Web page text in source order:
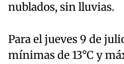
nublados, sin lluvias.
Para el jueves 9 de
mínimas de 13°C y